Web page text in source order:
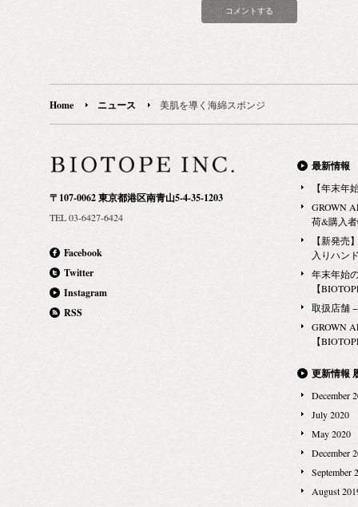
Home ニュース 美肌を導く海綿スポンジ
〒107-0062 東京都港区南青山5-4-35-1203
TEL 03-6427-6424
Facebook
Twitter
Instagram
RSS
最新情報
【年末年
GROWN
荷&購入
【新発売
入りハン
年末年始
【
取扱店舗
GROWN
【
更新情報
December
July 2020
May 2020
December
September
August